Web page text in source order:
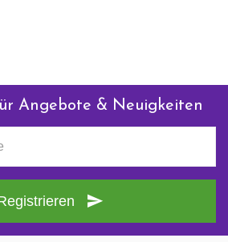
Angebote & Neuigkeiten